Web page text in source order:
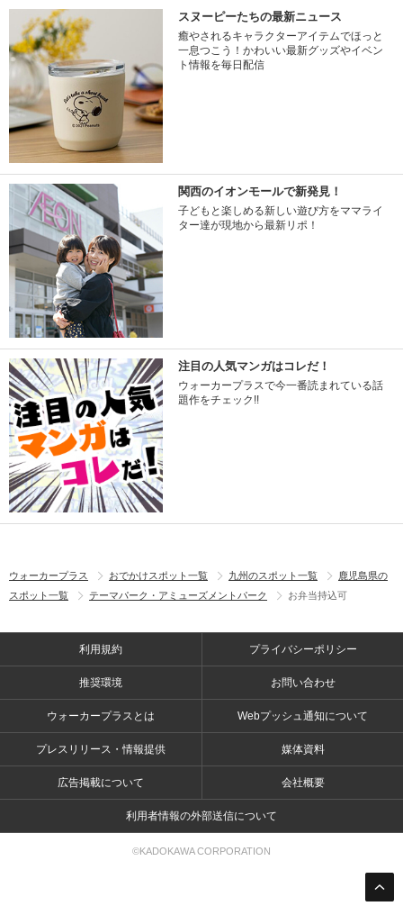
スヌーピーたちの最新ニュース
癒やされるキャラクターアイテムでほっと
一息つこう！かわいい最新グッズやイベン
ト情報を毎日配信
関西のイオンモールで新発見！
子どもと楽しめる新しい遊び方をママライ
ター達が現地から最新リポ！
注目の人気マンガはコレだ！
ウォーカープラスで今一番読まれている話
題作をチェック!!
ウォーカープラス おでかけスポット一覧 九州のスポット一覧
鹿児島県の
スポット一覧
テーマパーク・アミューズメントパーク お弁当持込可
利用規約 プライバシーポリシー
推奨環境 お問い合わせ
ウォーカープラスとは Webプッシュ通知について
プレスリリース・情報提供 媒体資料
広告掲載について 会社概要
利用者情報の外部送信について
©KADOKAWA CORPORATION